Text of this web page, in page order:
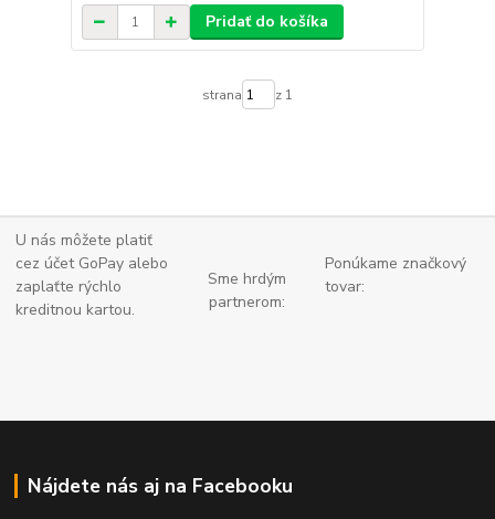
Pridať do košíka
strana z 1
U nás môžete platiť
cez účet GoPay alebo
zaplaťte rýchlo
kreditnou kartou.
Sme hrdým
partnerom:
Ponúkame značkový
tovar:
Nájdete nás aj na Facebooku